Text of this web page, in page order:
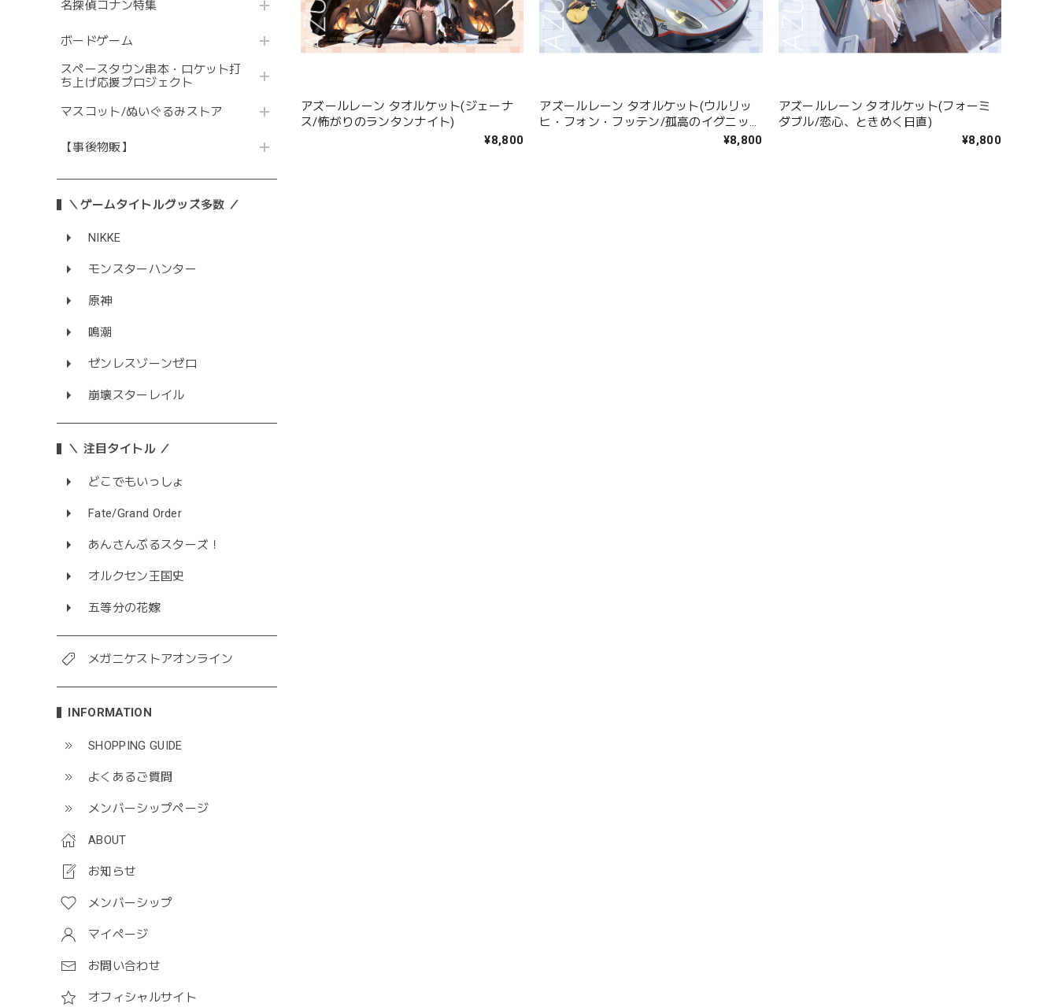
名探偵コナン特集
ボードゲーム
スペースタウン串本・ロケット打
ち上げ応援プロジェクト
マスコット/ぬいぐるみストア
【事後物販】
＼ゲームタイトルグッズ多数 ／
NIKKE
モンスターハンター
原神
鳴潮
ゼンレスゾーンゼロ
崩壊スターレイル
＼ 注目タイトル ／
どこでもいっしょ
Fate/Grand Order
あんさんぶるスターズ！
オルクセン王国史
五等分の花嫁
メガニケストアオンライン
INFORMATION
SHOPPING GUIDE
よくあるご質問
メンバーシップページ
ABOUT
お知らせ
メンバーシップ
マイページ
お問い合わせ
オフィシャルサイト
アズールレーン タオルケット(ジェーナ
ス/怖がりのランタンナイト)
¥8,800
アズールレーン タオルケット(ウルリッ
ヒ・フォン・フッテン/孤高のイグニッシ
¥8,800
アズールレーン タオルケット(フォーミ
ダブル/恋心、ときめく日直)
¥8,800